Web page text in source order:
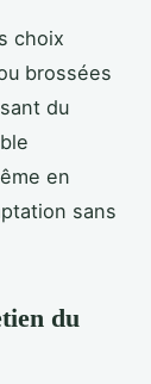
choix
brossées
du
en
sans
du